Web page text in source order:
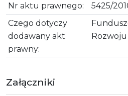
Nr aktu prawnego:
5425/
Czego dotyczy
dodawany akt
prawny:
Załączniki